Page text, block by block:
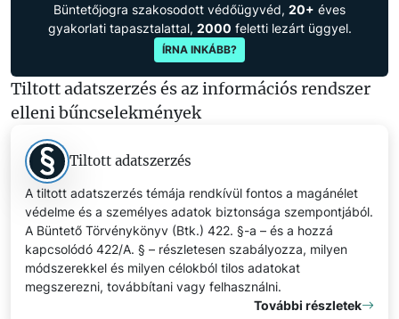
Büntetőjogra szakosodott védőügyvéd, 20+ éves
gyakorlati tapasztalattal, 2000 feletti lezárt üggyel.
ÍRNA INKÁBB?
Tiltott adatszerzés és az információs rendszer
elleni bűncselekmények
Tiltott adatszerzés
A tiltott adatszerzés témája rendkívül fontos a magánélet
védelme és a személyes adatok biztonsága szempontjából.
A Büntető Törvénykönyv (Btk.) 422. §-a – és a hozzá
kapcsolódó 422/A. § – részletesen szabályozza, milyen
módszerekkel és milyen célokból tilos adatokat
megszerezni, továbbítani vagy felhasználni.
További részletek